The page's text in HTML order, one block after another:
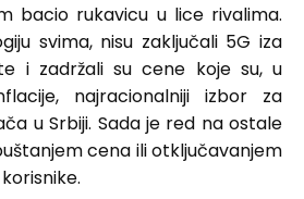
bacio rukavicu u lice rivalima.
svima, nisu zaključali 5G iza
i zadržali su cene koje su, u
najracionalniji izbor za
u Srbiji. Sada je red na ostale
cena ili otključavanjem